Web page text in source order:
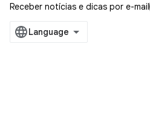
Receber notícias e dicas por e-mail